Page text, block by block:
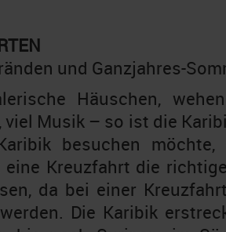
und Ganzjahres-
Häuschen,
Musik – so ist die
besuchen möchte,
Kreuzfahrt die
da bei einer
Die Karibik